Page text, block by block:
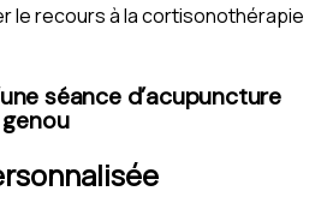
le recours à la cortisonothérapie
séance d’acupuncture